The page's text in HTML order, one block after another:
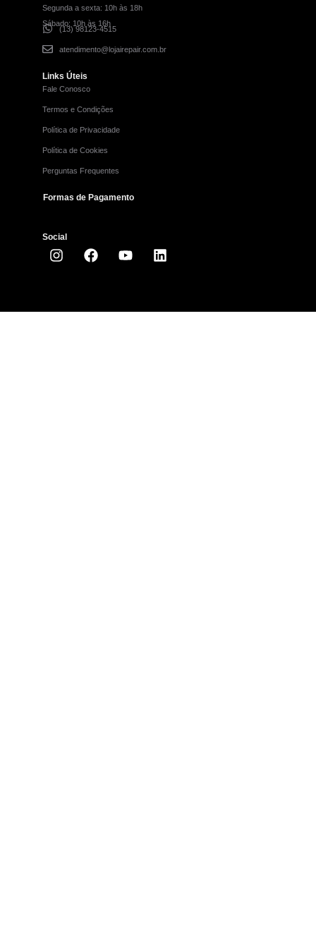
Segunda a sexta: 10h às 18h
Sábado: 10h às 16h
(13) 98123-4515
atendimento@lojairepair.com.br
Links Úteis
Fale Conosco
Termos e Condições
Política de Privacidade
Política de Cookies
Perguntas Frequentes
Formas de Pagamento
Social